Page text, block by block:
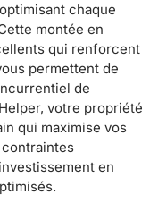
chaque
montée en
qui renforcent
permettent de
de
votre propriété
qui maximise vos
en